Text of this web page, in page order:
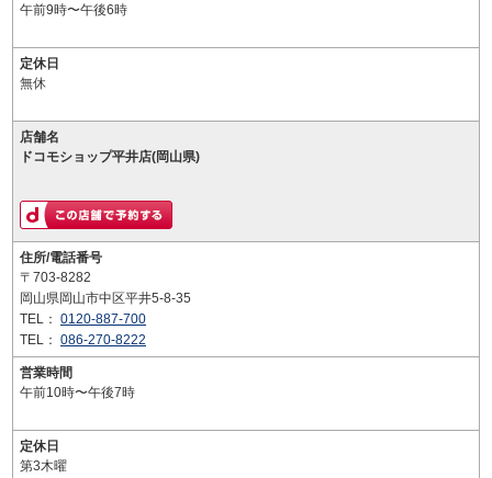
午前9時〜午後6時
定休日
無休
店舗名
ドコモショップ平井店(岡山県)
住所/電話番号
〒703-8282
岡山県岡山市中区平井5-8-35
TEL： 0120-887-700
TEL： 086-270-8222
営業時間
午前10時〜午後7時
定休日
第3木曜